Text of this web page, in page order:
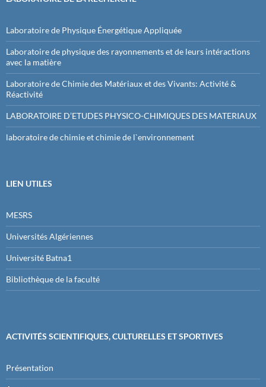
Laboratoire de Physique Énergétique Appliquée
Laboratoire de physique des rayonnements et de leurs intéractions
avec la matière
Laboratoire de Chimie des Matériaux et des Vivants: Activité &
Réactivité
LABORATOIRE D’ETUDES PHYSICO-CHIMIQUES DES MATERIAUX
laboratoire de chimie et chimie de l`environnement
LIEN UTILES
MESRS
Universités Algériennes
Université Batna1
Bibliothèque de la faculté
ACTIVITÉS SCIENTIFIQUES, CULTURELLES ET SPORTIVES
Présentation